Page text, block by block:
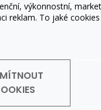
Lázně
výkonnostní,
reklam. To jaké